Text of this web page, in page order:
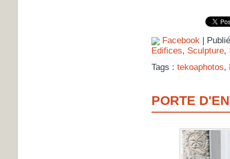
Facebook|
Edifices, Sculpture,
Tags : tekoaphotos,
PORTE